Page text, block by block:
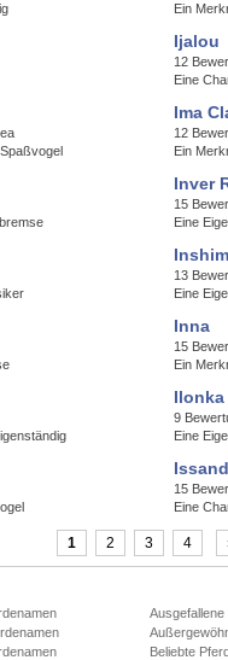
Ein
Ijalou
12
Eine
Ima
12
Ein
Inver
15
Eine
13
Eine
Inna
15
Ein
Ilonka
9
Eine
15
Eine
1 2 3 4
Beliebte